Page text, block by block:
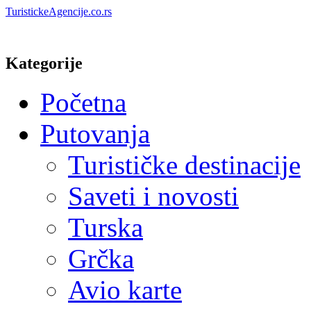
TuristickeAgencije.co.rs
Kategorije
Početna
Putovanja
Turističke destinacije
Saveti i novosti
Turska
Grčka
Avio karte